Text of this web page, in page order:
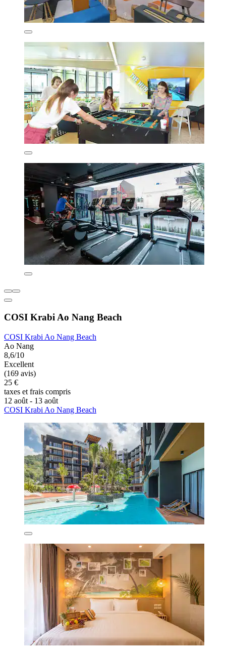
COSI Krabi Ao Nang Beach
COSI Krabi Ao Nang Beach
Ao Nang
8,6/10
Excellent
(169 avis)
25 €
taxes et frais compris
12 août - 13 août
COSI Krabi Ao Nang Beach